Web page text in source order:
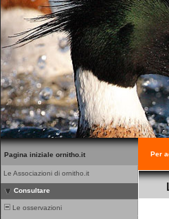
Pagina iniziale ornitho.it
Le Associazioni di ornitho.it
Consultare
Le osservazioni
Per